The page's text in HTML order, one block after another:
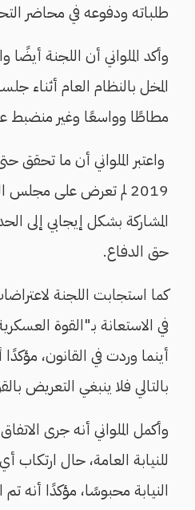
طلباته ودفوعه في محاضر
وأكد الملواني أن اللجنة
المخل بالنظام العام
مطاطًا وواسعًا وغير منضبط
واعتبر الملواني أن ما تحقق
2019 لم تعرض على مجلس
المشاركة بشكل إيجابي إلى
حق الدفاع.
كما استجابت اللجنة
في الاستعانة بـ"القوة
أينما وردت في القانون،
بالتالي فلا ينبغي التعريض
وأكمل الملواني أنه جرى
للنيابة العامة، حال
النيابة محبوسًا، مؤكدًا أنه